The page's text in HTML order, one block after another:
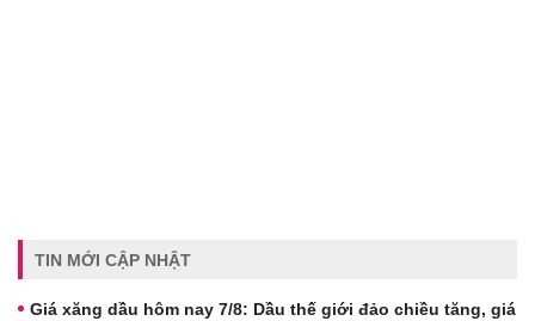
TIN MỚI CẬP NHẬT
Giá xăng dầu hôm nay 7/8: Dầu thế giới đảo chiều tăng, giá